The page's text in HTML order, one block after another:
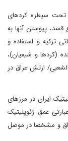
تحت سیطره کردهای
قسد، پیوستن آنها به
ترکیه و استفاده و
(کردها و شیعیان)،
ارتش عراق در
ایران در مرزهای
عمق ژئوپلیتیک
عراق و مشخصا در موصل